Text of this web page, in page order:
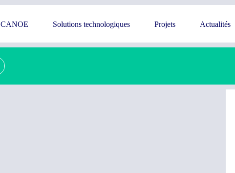
CANOE Solutions technologiques Projets Actualités